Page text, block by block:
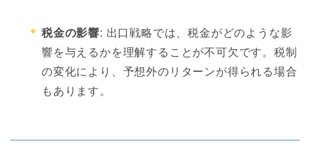
税金の影響: 出口戦略では、税金がどのような影
響を与えるかを理解することが不可欠です。税制
の変化により、予想外のリターンが得られる場合
もあります。